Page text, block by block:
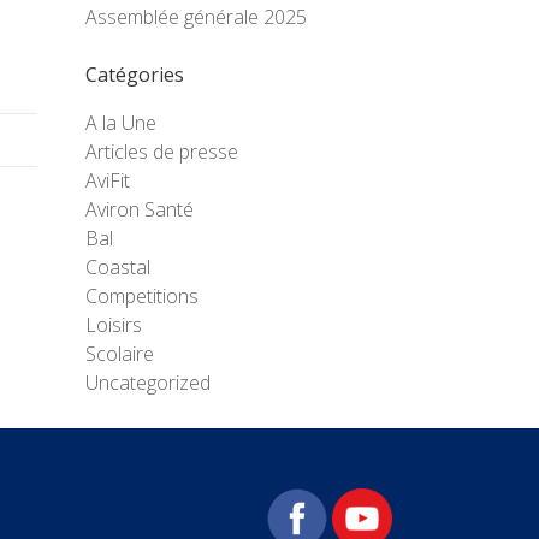
Assemblée générale 2025
Catégories
A la Une
Articles de presse
AviFit
Aviron Santé
Bal
Coastal
Competitions
Loisirs
Scolaire
Uncategorized